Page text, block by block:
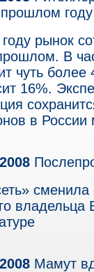
году
рынок
В
чуть более
16%.
в России
сменила
владельца
Мамут